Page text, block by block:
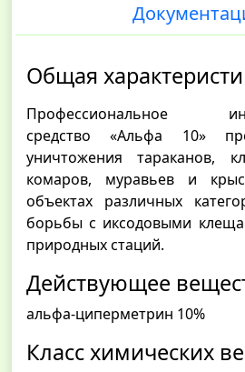
Общая
Профессиональное
средство «Альфа 10»
уничтожения тараканов,
комаров, муравьев и
объектах различных
борьбы с иксодовыми
природных стаций.
Действующее
альфа-циперметрин 10%
Класс химических